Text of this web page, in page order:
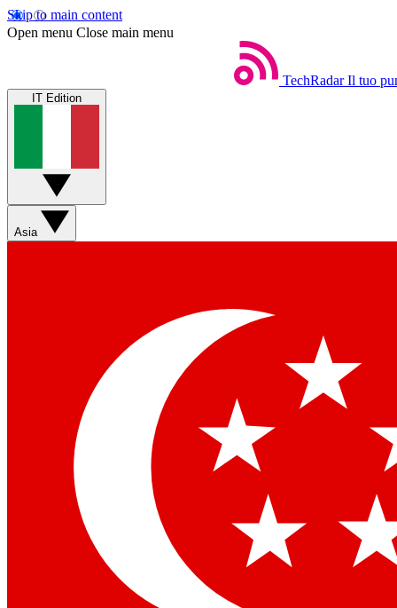
Skip to main content
Open menu Close main menu
TechRadar Il tuo
IT Edition
Asia